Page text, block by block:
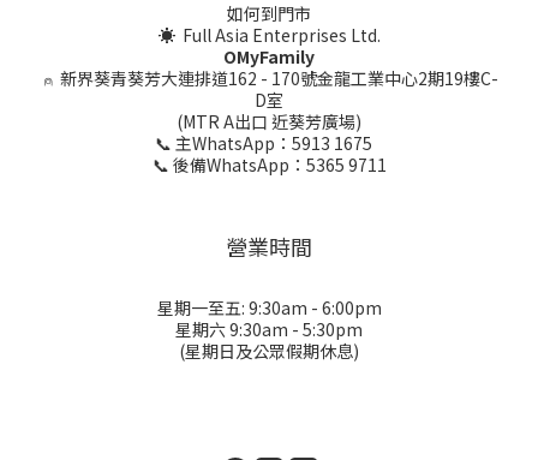
如何到門市
☀ Full Asia Enterprises Ltd.
OMyFamily
⍝ 新界葵青葵芳大連排道162 - 170號金龍工業中心2期19樓C-
D室
(MTR A出口 近葵芳廣場)
📞 主WhatsApp：5913 1675
📞 後備WhatsApp：5365 9711
營業時間
星期一至五: 9:30am - 6:00pm
星期六 9:30am - 5:30pm
(星期日及公眾假期休息)